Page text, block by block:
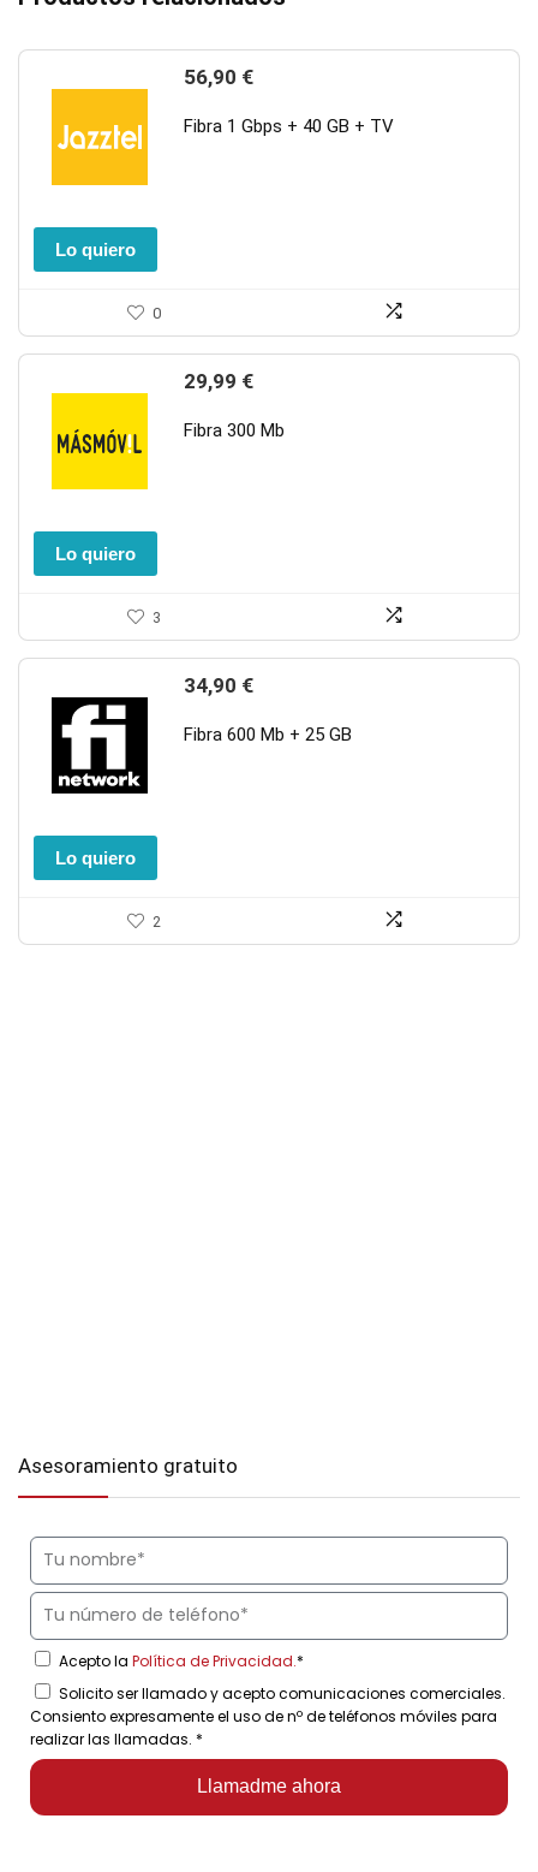
56,90 €
Fibra 1 Gbps + 40 GB + TV
0
Lo quiero
29,99 €
Fibra 300 Mb
3
Lo quiero
34,90 €
Fibra 600 Mb + 25 GB
2
Lo quiero
Asesoramiento gratuito
Acepto la Política de Privacidad.*
Solicito ser llamado y acepto comunicaciones comerciales.
Consiento expresamente el uso de nº de teléfonos móviles para
realizar las llamadas. *
Llamadme ahora